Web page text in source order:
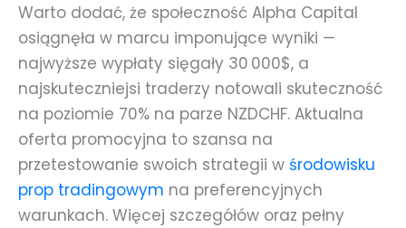
Warto dodać, że społeczność Alpha Capital
osiągnęła w marcu imponujące wyniki —
najwyższe wypłaty sięgały 30 000$, a
najskuteczniejsi traderzy notowali skuteczność
na poziomie 70% na parze NZDCHF. Aktualna
oferta promocyjna to szansa na
przetestowanie swoich strategii w środowisku
prop tradingowym na preferencyjnych
warunkach. Więcej szczegółów oraz pełny